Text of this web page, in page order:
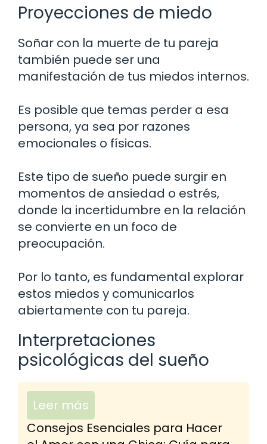
Proyecciones de miedo
Soñar con la muerte de tu pareja
también puede ser una
manifestación de tus miedos internos.
Es posible que temas perder a esa
persona, ya sea por razones
emocionales o físicas.
Este tipo de sueño puede surgir en
momentos de ansiedad o estrés,
donde la incertidumbre en la relación
se convierte en un foco de
preocupación.
Por lo tanto, es fundamental explorar
estos miedos y comunicarlos
abiertamente con tu pareja.
Interpretaciones
psicológicas del sueño
Leer más
Consejos Esenciales para Hacer